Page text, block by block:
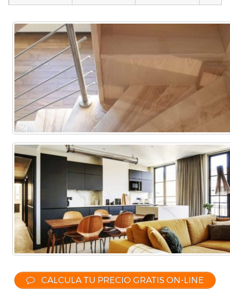
parquet o
Tarima
Local
Comercial
parquet o
Tarima
Vivienda
(Completa)
Vivienda
CALCULA TU PRECIO GRATIS ON-LINE